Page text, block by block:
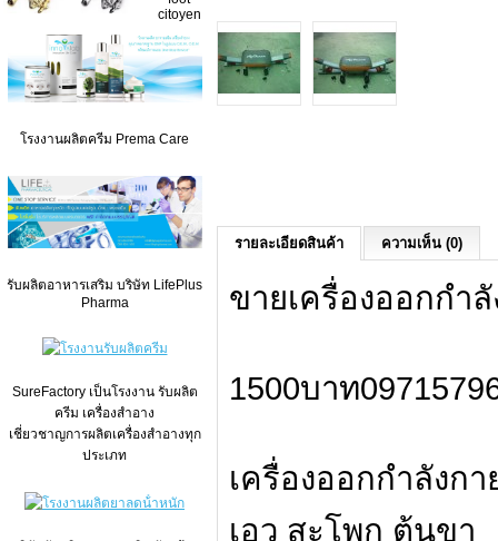
citoyen
โรงงานผลิตครีม Prema Care
รับผลิตอาหารเสริม บริษัท LifePlus
Pharma
SureFactory เป็นโรงงาน รับผลิต
ครีม เครื่องสำอาง
เชี่ยวชาญการผลิตเครื่องสำอางทุก
ประเภท
รายละเอียดสินค้า ความเห็น (0)
ขายเครื่องออกกำ
1500บาท
เครื่องออกกำลังก
เอว สะโพก ต้นขา